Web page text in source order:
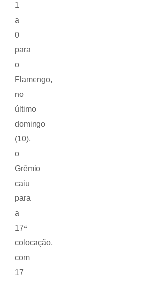
1
a
0
para
o
Flamengo,
no
último
domingo
(10),
o
Grêmio
caiu
para
a
17ª
colocação,
com
17